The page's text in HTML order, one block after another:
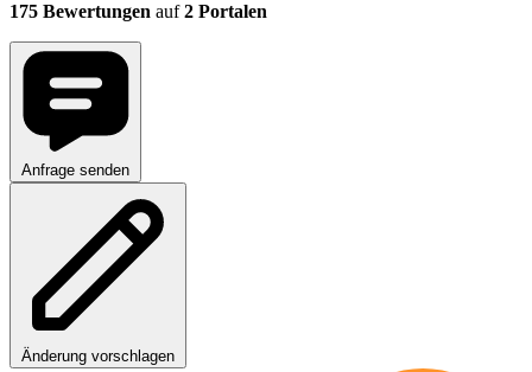
175 Bewertungen auf2 Portalen
Anfrage senden
Änderung vorschlagen